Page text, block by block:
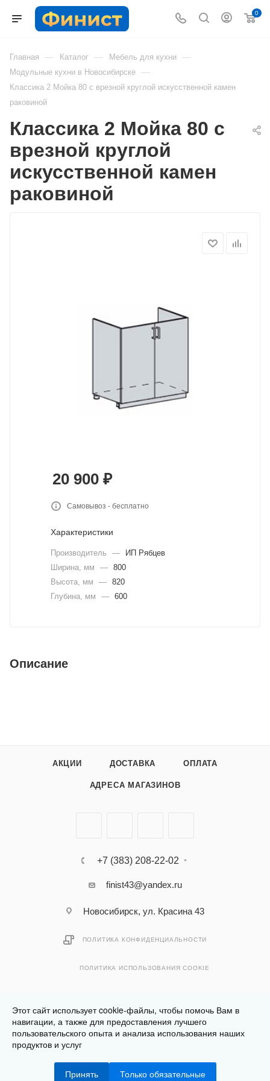
0
Главная — Каталог — Мебель для кухни —
Модульные кухни в Новосибирске —
Классика 2 Мойка 80 с врезной круглой искусственной камен
раковиной
Классика 2 Мойка 80 с
врезной круглой
искусственной камен
раковиной
20 900 ₽
Самовывоз - бесплатно
Характеристики
Производитель —
ИП Рябцев
Ширина, мм
— 800
Высота, мм
— 820
Глубина, мм
— 600
Описание
АКЦИИ ДОСТАВКА ОПЛАТА
АДРЕСА МАГАЗИНОВ
+7 (383) 208-22-02
finist43@yandex.ru
Новосибирск, ул. Красина 43
ПОЛИТИКА КОНФИДЕНЦИАЛЬНОСТИ
ПОЛИТИКА ИСПОЛЬЗОВАНИЯ COOKIE
Разработано вКлюква.Студия
2026 © Финист - интернет-магазин мебели
Этот сайт использует cookie-файлы, чтобы помочь Вам в
навигации, а также для предоставления лучшего
пользовательского опыта и анализа использования наших
продуктов и услуг
Принять Только обязательные